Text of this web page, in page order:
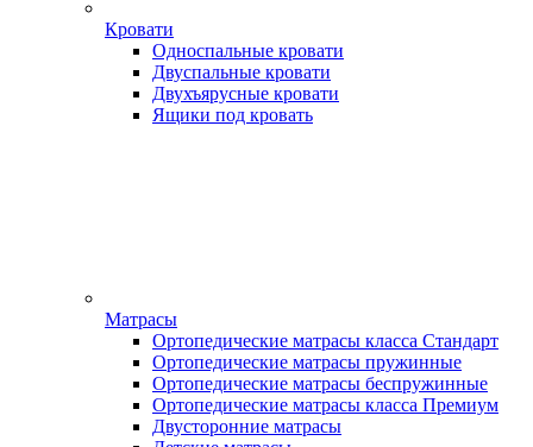
Кровати
Односпальные кровати
Двуспальные кровати
Двухъярусные кровати
Ящики под кровать
Матрасы
Ортопедические матрасы класса Стандарт
Ортопедические матрасы пружинные
Ортопедические матрасы беспружинные
Ортопедические матрасы класса Премиум
Двусторонние матрасы